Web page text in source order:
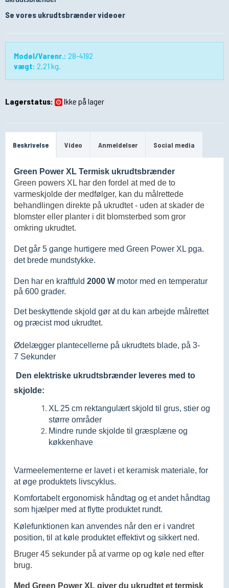
Se vores ukrudtsbrænder videoer
Model/Varenr.: 28-4192
vægt: 2,21 kg.
Lagerstatus: Ikke på lager
Beskrivelse Video Anmeldelser Social media
Green Power XL Termisk ukrudtsbrænder
Green powers XL har den fordel at med de to
varmeskjolde der medfølger, kan du målrettede
behandlingen direkte på ukrudtet - uden at skader de
blomster eller planter i dit blomsterbed som gror
omkring ukrudtet.
Det går 5 gange hurtigere med Green Power XL pga.
det brede mundstykke.
Den har en kraftfuld 2000 W motor med en temperatur
på 600 grader.
Det beskyttende skjold gør at du kan arbejde målrettet
og præcist mod ukrudtet.
Ødelægger plantecellerne på ukrudtets blade, på 3-
7 Sekunder
Den elektriske ukrudtsbrænder leveres med to
skjolde:
XL 25 cm rektangulært skjold til grus, stier og
større områder
Mindre runde skjolde til græsplæne og
køkkenhave
Varmeelementerne er lavet i et keramisk materiale, for
at øge produktets livscyklus.
Komfortabelt ergonomisk håndtag og et andet håndtag
som hjælper med at flytte produktet rundt.
Kølefunktionen kan anvendes når den er i vandret
position, til at køle produktet effektivt og sikkert ned.
Bruger 45 sekunder på at varme op og køle ned efter
brug.
Med Green Power XL giver du ukrudtet et termisk